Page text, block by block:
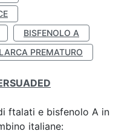
BISFENOLO A
PREMATURO
ftalati e bisfenolo A in
italiane: